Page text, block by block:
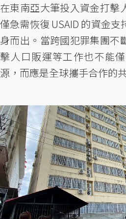
在東南亞大筆投入資金打擊
僅急需恢復 USAID 的資金
身而出。當跨國犯罪集團不
擊人口販運等工作也不能
源，而應是全球攜手合作的